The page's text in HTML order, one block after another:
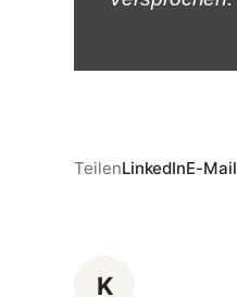
TeilenLinkedInE-Mail
K